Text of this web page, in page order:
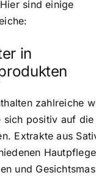
sind einige
in
zahlreiche
sich positiv auf die
Extrakte aus
und